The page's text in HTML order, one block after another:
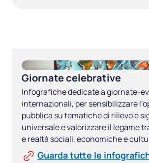
Giornate celebrative
Infografiche dedicate a giornate-
internazionali, per sensibilizzare
pubblica su tematiche di rilievo e
universale e valorizzare il legame
e realtà sociali, economiche e
Guarda tutte le